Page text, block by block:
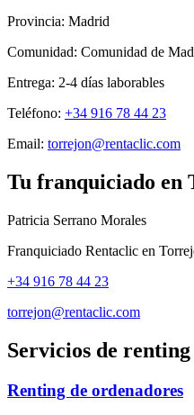
Provincia: Madrid
Comunidad: Comunidad de
Entrega: 2-4 días laborables
Teléfono: +34 916 78 44 23
Email: torrejon@rentaclic.com
Tu franquiciado en
Patricia Serrano Morales
Franquiciado Rentaclic en
+34 916 78 44 23
torrejon@rentaclic.com
Servicios de
Renting de ordenadores